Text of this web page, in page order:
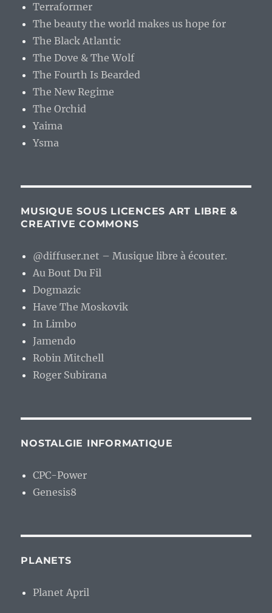
Terraformer
The beauty the world makes us hope for
The Black Atlantic
The Dove & The Wolf
The Fourth Is Bearded
The New Regime
The Orchid
Yaima
Ysma
MUSIQUE SOUS LICENCES ART LIBRE &
CREATIVE COMMONS
@diffuser.net – Musique libre à écouter.
Au Bout Du Fil
Dogmazic
Have The Moskovik
In Limbo
Jamendo
Robin Mitchell
Roger Subirana
NOSTALGIE INFORMATIQUE
CPC-Power
Genesis8
PLANETS
Planet April